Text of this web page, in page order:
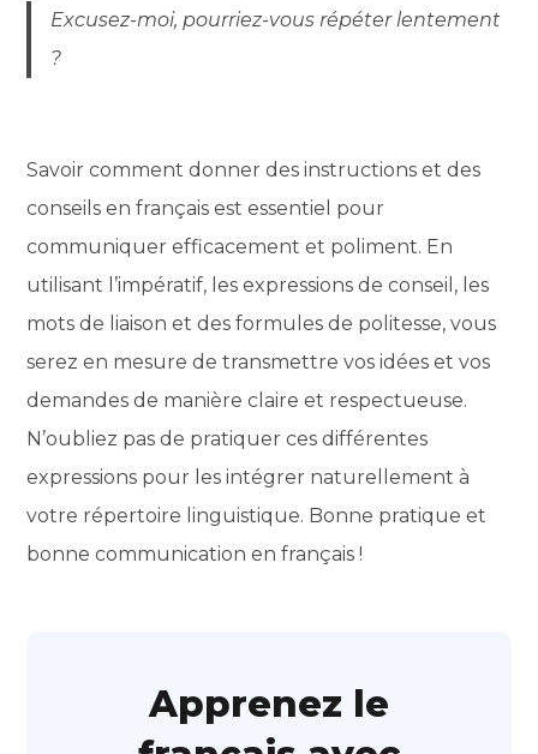
Excusez-moi, pourriez-vous répéter lentement
?
Savoir comment donner des instructions et des
conseils en français est essentiel pour
communiquer efficacement et poliment. En
utilisant l’impératif, les expressions de conseil, les
mots de liaison et des formules de politesse, vous
serez en mesure de transmettre vos idées et vos
demandes de manière claire et respectueuse.
N’oubliez pas de pratiquer ces différentes
expressions pour les intégrer naturellement à
votre répertoire linguistique. Bonne pratique et
bonne communication en français !
Apprenez le